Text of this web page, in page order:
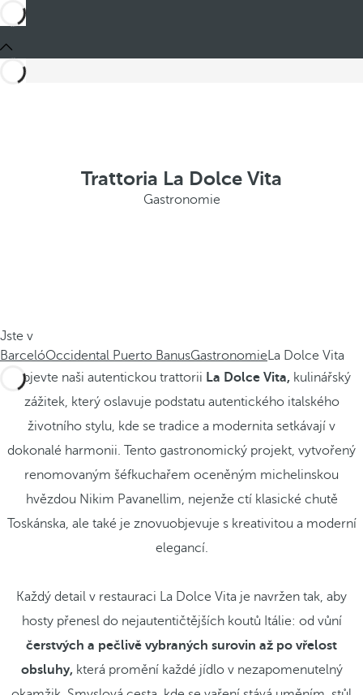
Trattoria La Dolce Vita
Gastronomie
Jste v
BarcelóOccidental Puerto BanusGastronomieLa Dolce Vita
Objevte naši autentickou trattorii La Dolce Vita, kulinářský
zážitek, který oslavuje podstatu autentického italského
životního stylu, kde se tradice a modernita setkávají v
dokonalé harmonii. Tento gastronomický projekt, vytvořený
renomovaným šéfkuchařem oceněným michelinskou
hvězdou Nikim Pavanellim, nejenže ctí klasické chutě
Toskánska, ale také je znovuobjevuje s kreativitou a moderní
elegancí.
Každý detail v restauraci La Dolce Vita je navržen tak, aby
hosty přenesl do nejautentičtějších koutů Itálie: od vůní
čerstvých a pečlivě vybraných surovin až po vřelost
obsluhy,která promění každé jídlo v nezapomenutelný